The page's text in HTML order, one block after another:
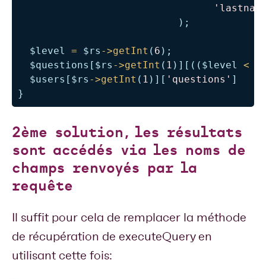
) ;
$level = $rs ->getInt ( 6 ) ;
$questions [ $rs ->getInt ( 1 ) ] [ ( ( $level <
$users [ $rs ->getInt ( 1 ) ] [ 'questions' ]
}
2ème solution, les résultats
sont accédés via les noms de
champs renvoyés par la
requête
Il suffit pour cela de remplacer la méthode
de récupération de executeQuery en
utilisant cette fois: